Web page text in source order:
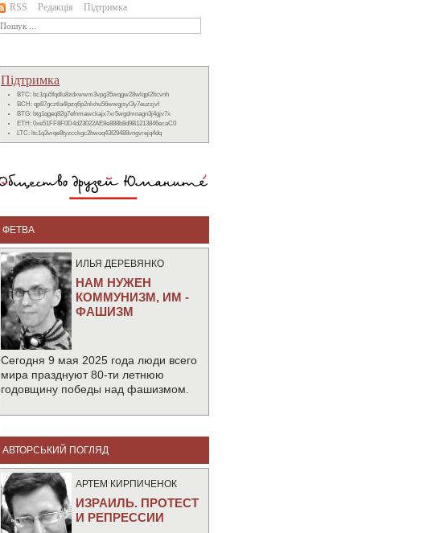
RSS Редакція Підтримка
Підтримка
BTC: bc1qu5fqdlu8zdxwwm3vpg35wqgw28wlqpl2ltcvnh
BCH: qp87gcztla4lpzq6p2nlxhu56wwgjsyl3y7euzzjvf
BTG: btg1qgeq82g7efnmawckajx7xr5wgdmnagn3j4gjv7x
ETH: 0xe51FF8F0D4d23022AE8e888b8d9B1213846ecaC0
LTC: ltc1q3vrqe8tyzcckgc2hwuq43f29488vngvrejq4dq
ФЕТВА
ИЛЬЯ ДЕРЕВЯНКО
НАМ НУЖЕН
КОММУНИЗМ, ИМ -
ФАШИЗМ
Сегодня 9 мая 2025 года люди всего
мира празднуют 80-ти летнюю
годовщину победы над фашизмом.
АВТОРСЬКИЙ ПОГЛЯД
АРТЕМ КИРПИЧЕНОК
ИЗРАИЛЬ. ПРОТЕСТ
И РЕПРЕССИИ